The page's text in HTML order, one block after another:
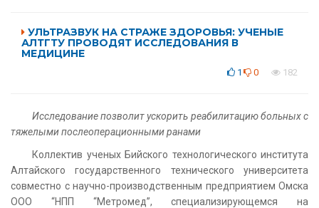
УЛЬТРАЗВУК НА СТРАЖЕ ЗДОРОВЬЯ: УЧЕНЫЕ
АЛТГТУ ПРОВОДЯТ ИССЛЕДОВАНИЯ В
МЕДИЦИНЕ
1 0 182
Исследование позволит ускорить реабилитацию больных с
тяжелыми послеоперационными ранами
Коллектив ученых Бийского технологического института
Алтайского государственного технического университета
совместно с научно-производственным предприятием Омска
ООО “НПП “Метромед”, специализирующемся на